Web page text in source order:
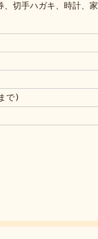
、切手ハガキ、時計、家
で)